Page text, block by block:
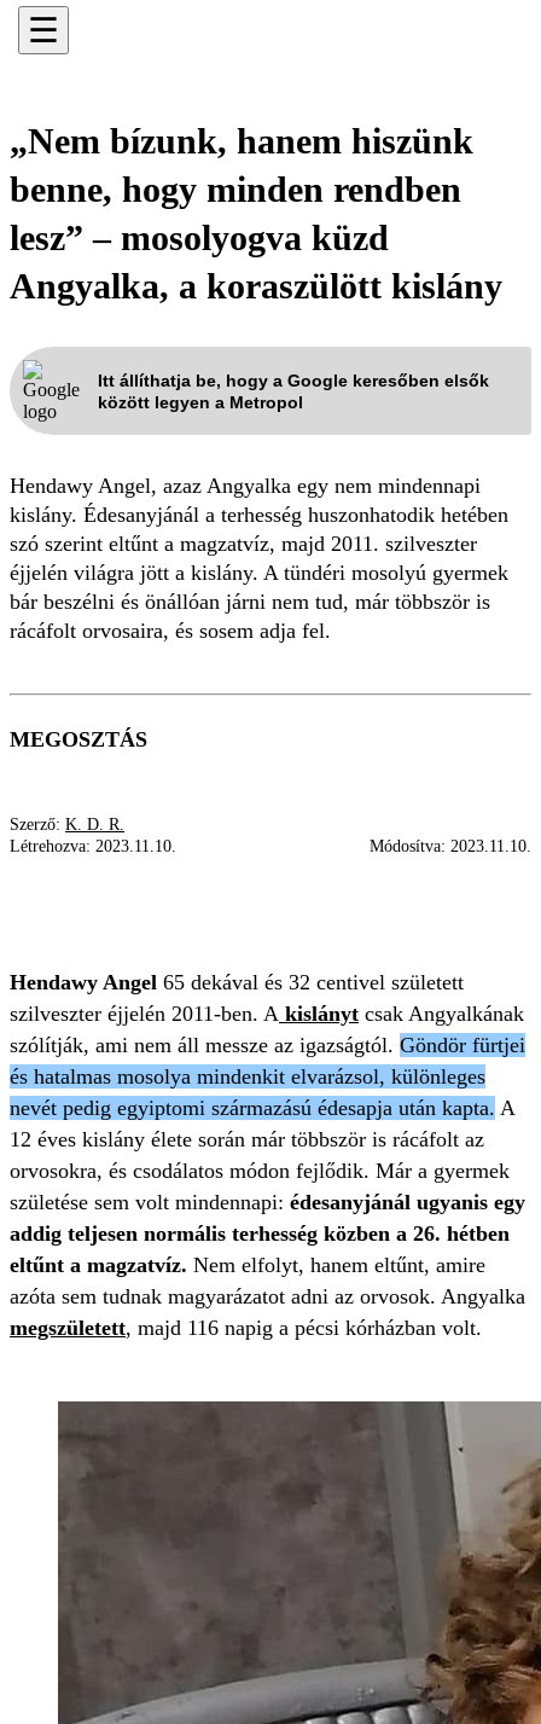
☰
„Nem bízunk, hanem hiszünk
benne, hogy minden rendben
lesz” – mosolyogva küzd
Angyalka, a koraszülött kislány
Itt állíthatja be, hogy a Google keresőben elsők
között legyen a Metropol
Hendawy Angel, azaz Angyalka egy nem mindennapi
kislány. Édesanyjánál a terhesség huszonhatodik hetében
szó szerint eltűnt a magzatvíz, majd 2011. szilveszter
éjjelén világra jött a kislány. A tündéri mosolyú gyermek
bár beszélni és önállóan járni nem tud, már többször is
rácáfolt orvosaira, és sosem adja fel.
MEGOSZTÁS
Szerző: K. D. R.
Létrehozva: 2023.11.10. Módosítva: 2023.11.10.
Hendawy Angel 65 dekával és 32 centivel született
szilveszter éjjelén 2011-ben. A kislányt csak Angyalkának
szólítják, ami nem áll messze az igazságtól. Göndör fürtjei
és hatalmas mosolya mindenkit elvarázsol, különleges
nevét pedig egyiptomi származású édesapja után kapta. A
12 éves kislány élete során már többször is rácáfolt az
orvosokra, és csodálatos módon fejlődik. Már a gyermek
születése sem volt mindennapi: édesanyjánál ugyanis egy
addig teljesen normális terhesség közben a 26. hétben
eltűnt a magzatvíz. Nem elfolyt, hanem eltűnt, amire
azóta sem tudnak magyarázatot adni az orvosok. Angyalka
megszületett, majd 116 napig a pécsi kórházban volt.